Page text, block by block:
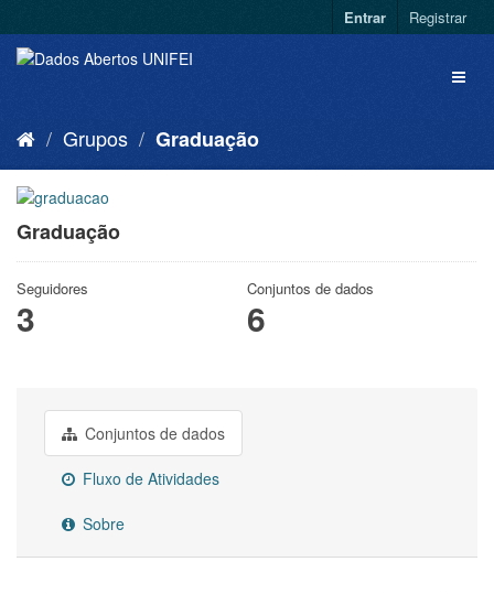
Entrar Registrar
Grupos Graduação
Graduação
Seguidores
3
Conjuntos de dados
6
Conjuntos de dados
Fluxo de Atividades
Sobre